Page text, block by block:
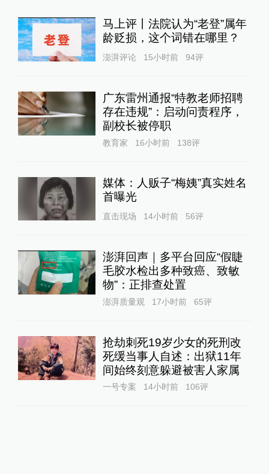
马上评丨法院认为“老登”属年
龄贬损，这个词错在哪里？
澎湃评论 15小时前 94评
广东雷州通报“特教老师招聘
存在违规”：启动问责程序，
副校长被停职
教育家 16小时前 138评
媒体：人贩子“梅姨”真实姓名
首曝光
直击现场 14小时前 56评
澎湃回声｜多平台回应“假睫
毛胶水检出多种致癌、致敏
物”：正排查处置
澎湃质量观 17小时前 65评
抢劫刺死19岁少女的死刑改
死缓当事人自述：出狱11年
间始终刻意躲避被害人家属
一号专案 14小时前 106评